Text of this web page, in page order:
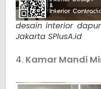
desain interior
Jakarta SPlusA.id
4. Kamar Mandi